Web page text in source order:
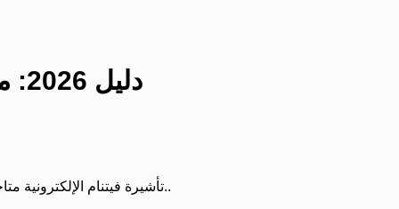
دليل 2026: متطلبات تأشيرة فيتنام لحاملي جواز سفر أنغويليون
تأشيرة فيتنام الإلكترونية متاحة لأغراض السياحة والأعمال..